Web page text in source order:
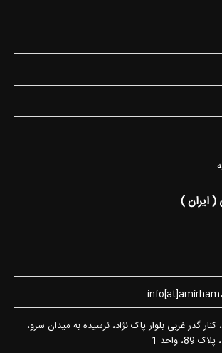
( ایران )
کنار گذر غربی بلوار پاک نژاد، نرسیده به میدان سرو،
واحد 1